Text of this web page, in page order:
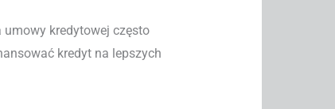
umowy kredytowej często
kredyt na lepszych